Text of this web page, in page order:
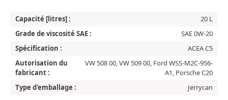
Capacité [litres] :
20 L
Grade de viscosité SAE :
SAE 0W-20
Spécification :
ACEA C5
Autorisation du
fabricant :
VW 508 00, VW 509 00, Ford WSS-M2C-956-
A1, Porsche C20
Type d'emballage :
Jerrycan